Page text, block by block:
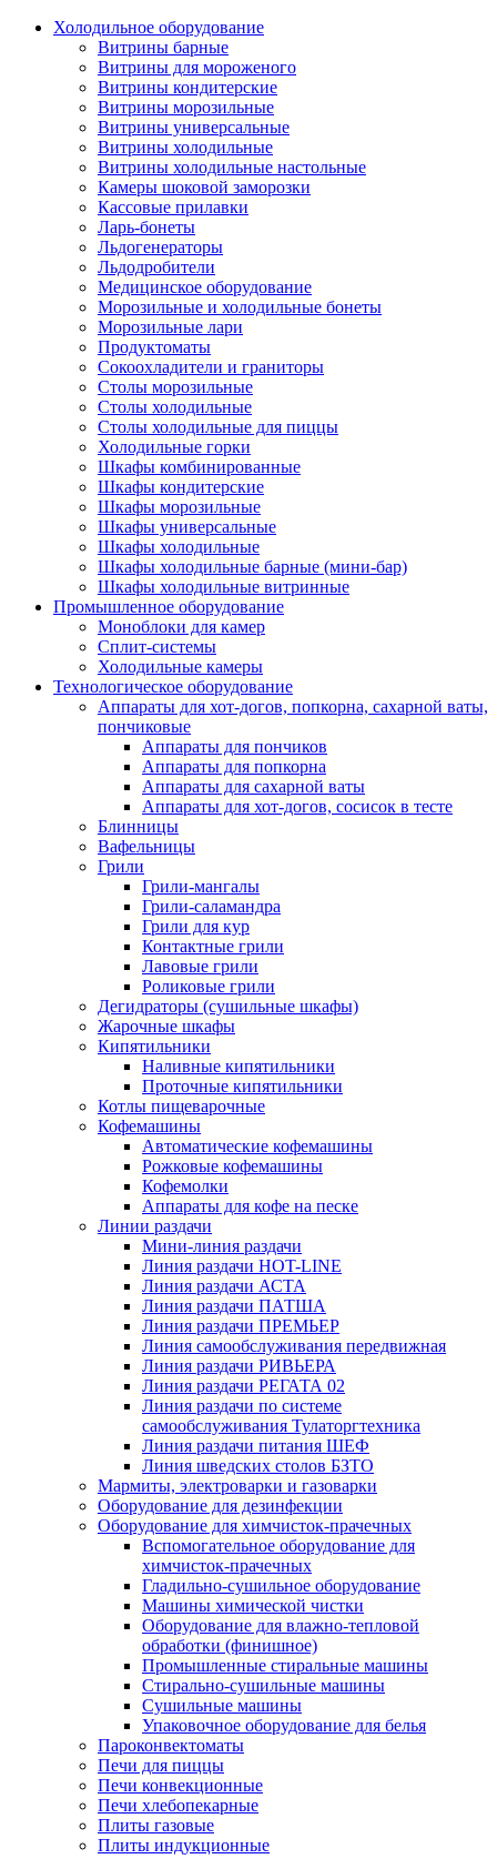
Холодильное оборудование
Витрины барные
Витрины для мороженого
Витрины кондитерские
Витрины морозильные
Витрины универсальные
Витрины холодильные
Витрины холодильные настольные
Камеры шоковой заморозки
Кассовые прилавки
Ларь-бонеты
Льдогенераторы
Льдодробители
Медицинское оборудование
Морозильные и холодильные бонеты
Морозильные лари
Продуктоматы
Сокоохладители и граниторы
Столы морозильные
Столы холодильные
Столы холодильные для пиццы
Холодильные горки
Шкафы комбинированные
Шкафы кондитерские
Шкафы морозильные
Шкафы универсальные
Шкафы холодильные
Шкафы холодильные барные (мини-бар)
Шкафы холодильные витринные
Промышленное оборудование
Моноблоки для камер
Сплит-системы
Холодильные камеры
Технологическое оборудование
Аппараты для хот-догов, попкорна, сахарной ваты,
пончиковые
Аппараты для пончиков
Аппараты для попкорна
Аппараты для сахарной ваты
Аппараты для хот-догов, сосисок в тесте
Блинницы
Вафельницы
Грили
Грили-мангалы
Грили-саламандра
Грили для кур
Контактные грили
Лавовые грили
Роликовые грили
Дегидраторы (сушильные шкафы)
Жарочные шкафы
Кипятильники
Наливные кипятильники
Проточные кипятильники
Котлы пищеварочные
Кофемашины
Автоматические кофемашины
Рожковые кофемашины
Кофемолки
Аппараты для кофе на песке
Линии раздачи
Мини-линия раздачи
Линия раздачи HOT-LINE
Линия раздачи АСТА
Линия раздачи ПАТША
Линия раздачи ПРЕМЬЕР
Линия самообслуживания передвижная
Линия раздачи РИВЬЕРА
Линия раздачи РЕГАТА 02
Линия раздачи по системе
самообслуживания Тулаторгтехника
Линия раздачи питания ШЕФ
Линия шведских столов БЗТО
Мармиты, электроварки и газоварки
Оборудование для дезинфекции
Оборудование для химчисток-прачечных
Вспомогательное оборудование для
химчисток-прачечных
Гладильно-сушильное оборудование
Машины химической чистки
Оборудование для влажно-тепловой
обработки (финишное)
Промышленные стиральные машины
Стирально-сушильные машины
Сушильные машины
Упаковочное оборудование для белья
Пароконвектоматы
Печи для пиццы
Печи конвекционные
Печи хлебопекарные
Плиты газовые
Плиты индукционные